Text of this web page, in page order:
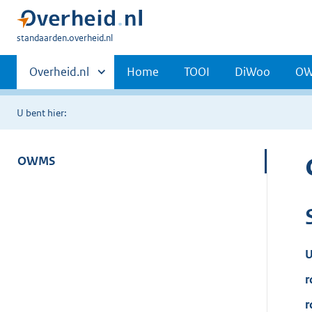
U
hier:
standaarden.overheid.nl
Primaire
navigatie
Andere
sites
binnen
Overheid.nl Home TOOI DiWoo
U bent hier:
OWMS